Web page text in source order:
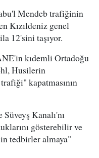
Mendeb trafiğinin
Kızıldeniz genel
12'sini taşıyor.
kıdemli Ortadoğu
Husilerin
kapatmasının
Kanalı'nı
gösterebilir ve
tedbirler almaya"